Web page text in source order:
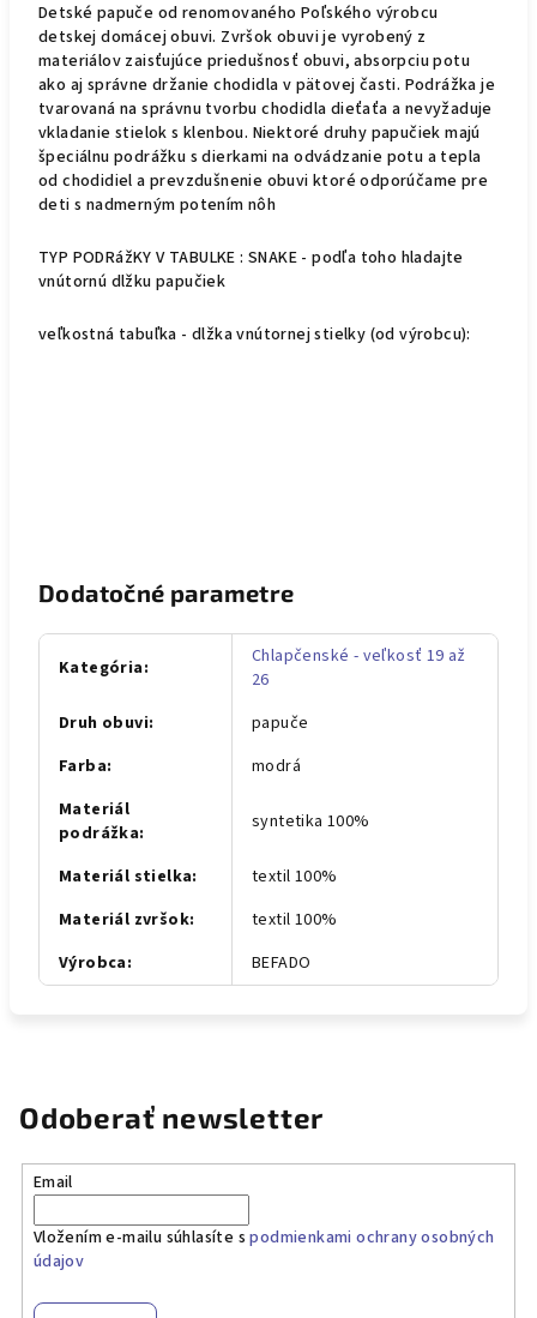
Detské papuče od renomovaného Poľského výrobcu
detskej domácej obuvi. Zvršok obuvi je vyrobený z
materiálov zaisťujúce priedušnosť obuvi, absorpciu potu
ako aj správne držanie chodidla v pätovej časti. Podrážka je
tvarovaná na správnu tvorbu chodidla dieťaťa a nevyžaduje
vkladanie stielok s klenbou. Niektoré druhy papučiek majú
špeciálnu podrážku s dierkami na odvádzanie potu a tepla
od chodidiel a prevzdušnenie obuvi ktoré odporúčame pre
deti s nadmerným potením nôh
TYP PODRážKY V TABULKE : SNAKE - podľa toho hladajte
vnútornú dlžku papučiek
veľkostná tabuľka - dlžka vnútornej stielky (od výrobcu):
Dodatočné parametre
Kategória:
Chlapčenské - veľkosť 19 až
26
Druh obuvi:
papuče
Farba:
modrá
Materiál
podrážka: syntetika 100%
Materiál stielka:
textil 100%
Materiál zvršok:
textil 100%
Výrobca: BEFADO
Odoberať newsletter
Email
Vložením e-mailu súhlasíte spodmienkami ochrany osobných
údajov